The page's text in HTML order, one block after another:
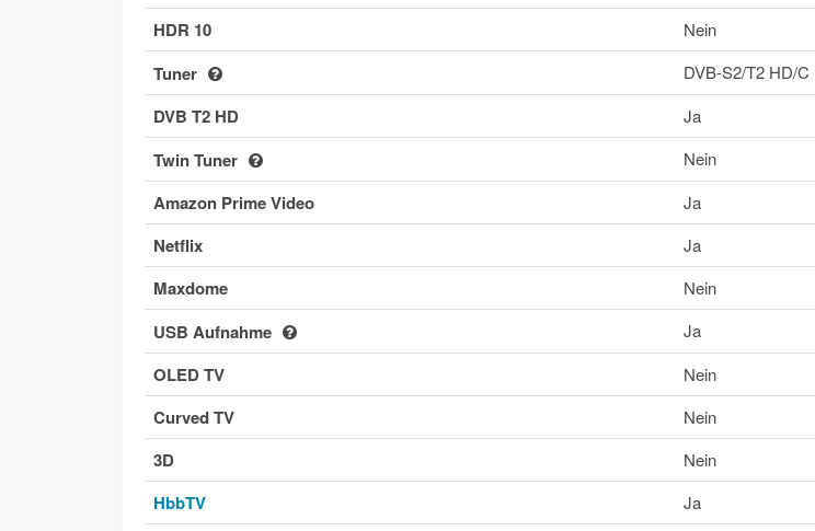
HDR 10 Nein
Tuner DVB-S2/T2 HD/C
DVB T2 HD Ja
Twin Tuner Nein
Amazon Prime Video Ja
Netflix Ja
Maxdome Nein
USB Aufnahme Ja
OLED TV Nein
Curved TV Nein
3D Nein
HbbTV Ja